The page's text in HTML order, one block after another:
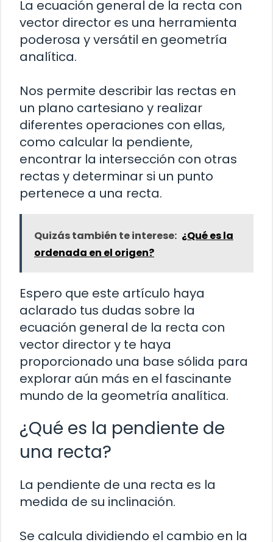
La ecuación general de la recta con
vector director es una herramienta
poderosa y versátil en geometría
analítica.
Nos permite describir las rectas en
un plano cartesiano y realizar
diferentes operaciones con ellas,
como calcular la pendiente,
encontrar la intersección con otras
rectas y determinar si un punto
pertenece a una recta.
Quizás también te interese: ¿Qué es la
ordenada en el origen?
Espero que este artículo haya
aclarado tus dudas sobre la
ecuación general de la recta con
vector director y te haya
proporcionado una base sólida para
explorar aún más en el fascinante
mundo de la geometría analítica.
¿Qué es la pendiente de
una recta?
La pendiente de una recta es la
medida de su inclinación.
Se calcula dividiendo el cambio en la